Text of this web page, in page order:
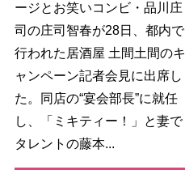
ージとお笑いコンビ・品川庄
司の庄司智春が28日、都内で
行われた居酒屋 土間土間のキ
ャンペーン記者会見に出席し
た。同店の“宴会部長”に就任
し、「ミキティー！」と妻で
タレントの藤本...